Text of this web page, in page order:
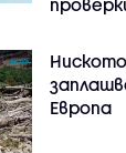
Европа